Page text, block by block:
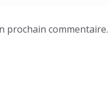
prochain commentaire.